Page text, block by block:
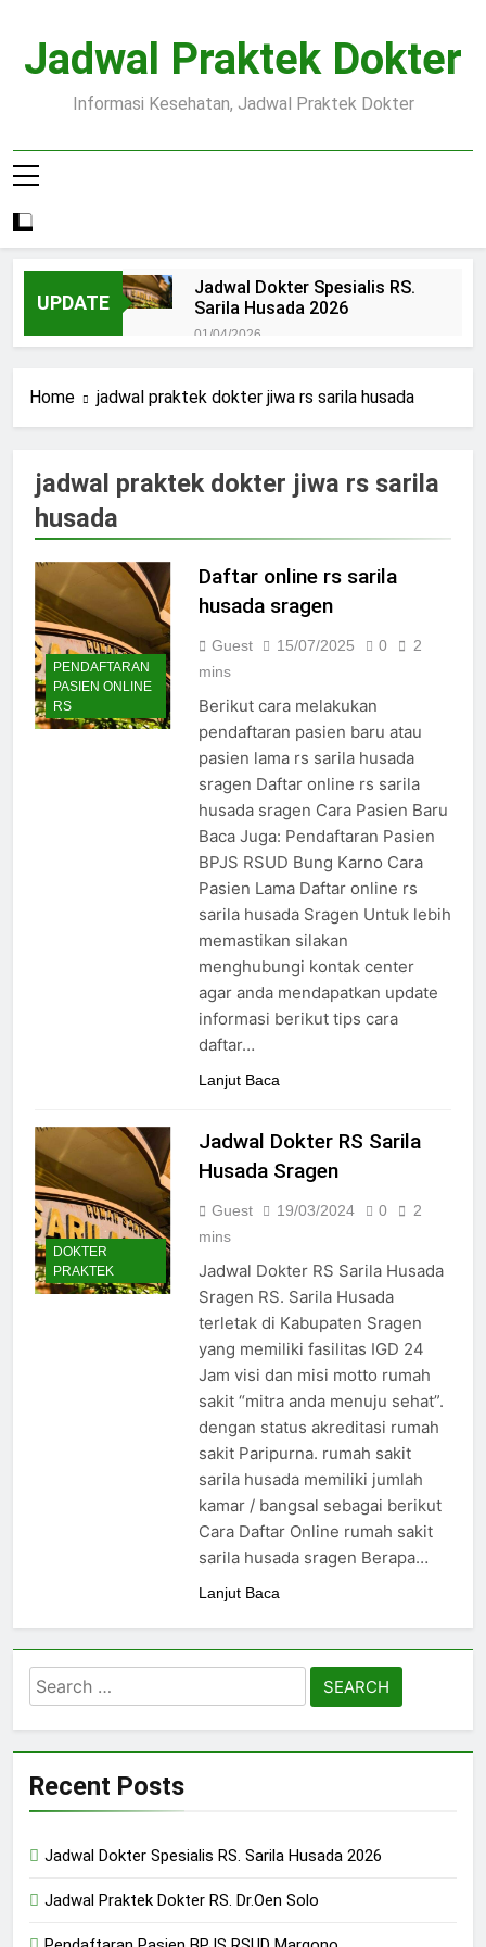
content
Jadwal Praktek Dokter
Informasi Kesehatan, Jadwal Praktek Dokter
UPDATE
Jadwal Dokter Spesialis RS.
Sarila Husada 2026
01/04/2026
15/07/2025
Pendaftaran Pasien BPJS
15/07/2025
Jadwal Dokter RS PKU Solo:
Jadwal Praktek Dokter RS
Maguan Husada Wonogiri
Daftar online rs sarila
husada sragen
Jadwal Dokter RS. Puri Asih
Salatiga 2025
15/07/2025
Jadwal Dokter RS Mulia
Hati Wonogiri
15/07/2025
Pendaftaran Pasien BPJS
RSUD Bung Karno
24/05/2024
Pendaftaran Pasien BPJS
RSUD Banyumas
24/05/2024
Home jadwal praktek dokter jiwa rs sarila husada
jadwal praktek dokter jiwa rs sarila
husada
PENDAFTARAN
PASIEN ONLINE
RS
Daftar online rs sarila
husada sragen
Guest 15/07/2025 0
2
mins
Berikut cara melakukan
pendaftaran pasien baru atau
pasien lama rs sarila husada
sragen Daftar online rs sarila
husada sragen Cara Pasien Baru
Baca Juga: Pendaftaran Pasien
BPJS RSUD Bung Karno Cara
Pasien Lama Daftar online rs
sarila husada Sragen Untuk lebih
memastikan silakan
menghubungi kontak center
agar anda mendapatkan update
informasi berikut tips cara
daftar…
Lanjut Baca
DOKTER
PRAKTEK
Jadwal Dokter RS Sarila
Husada Sragen
Guest 19/03/2024 0
2
mins
Jadwal Dokter RS ​​Sarila Husada
Sragen RS. Sarila Husada
terletak di Kabupaten Sragen
yang memiliki fasilitas IGD 24
Jam visi dan misi motto rumah
sakit “mitra anda menuju sehat”.
dengan status akreditasi rumah
sakit Paripurna. rumah sakit
sarila husada memiliki jumlah
kamar / bangsal sebagai berikut
Cara Daftar Online rumah sakit
sarila husada sragen Berapa…
Lanjut Baca
Search
for:
Recent Posts
Jadwal Dokter Spesialis RS. Sarila Husada 2026
Jadwal Praktek Dokter RS. Dr.Oen Solo